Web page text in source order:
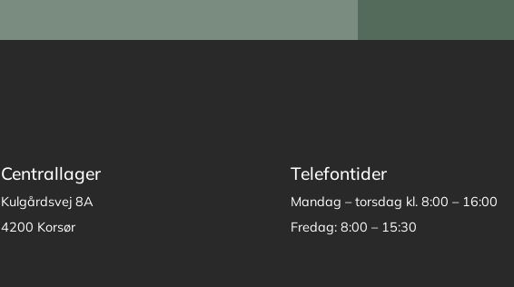
Centrallager
Kulgårdsvej 8A
4200 Korsør
Telefontider
Mandag – torsdag kl. 8:00 – 16:00
Fredag: 8:00 – 15:30